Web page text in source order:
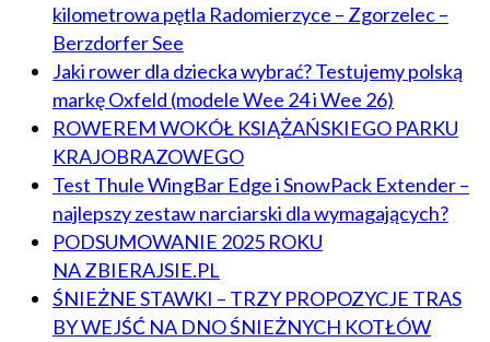
kilometrowa pętla Radomierzyce – Zgorzelec –
Berzdorfer See
Jaki rower dla dziecka wybrać? Testujemy polską
markę Oxfeld (modele Wee 24 i Wee 26)
ROWEREM WOKÓŁ KSIĄŻAŃSKIEGO PARKU
KRAJOBRAZOWEGO
Test Thule WingBar Edge i SnowPack Extender –
najlepszy zestaw narciarski dla wymagających?
PODSUMOWANIE 2025 ROKU
NA ZBIERAJSIE.PL
ŚNIEŻNE STAWKI – TRZY PROPOZYCJE TRAS
BY WEJŚĆ NA DNO ŚNIEŻNYCH KOTŁÓW